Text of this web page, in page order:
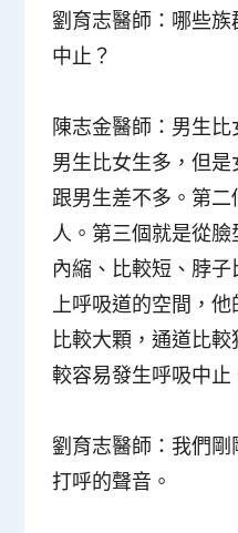
劉育志醫師 ：哪些
中止？
陳志金醫師 ：男生
男生比女生多，但
跟男生差不多。第
人。第三個就是從
內縮、比較短、脖子
上呼吸道的空間，
比較大顆，通道比
較容易發生呼吸中止
劉育志醫師 ：我們
打呼的聲音。